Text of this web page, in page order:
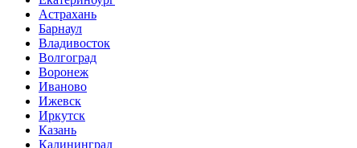
Астрахань
Барнаул
Владивосток
Волгоград
Воронеж
Иваново
Ижевск
Иркутск
Казань
Калининград